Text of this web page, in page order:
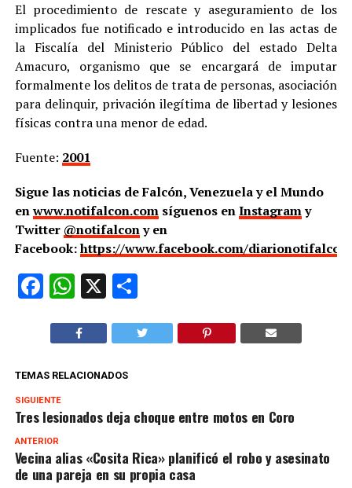
El procedimiento de rescate y aseguramiento de los
implicados fue notificado e introducido en las actas de
la Fiscalía del Ministerio Público del estado Delta
Amacuro, organismo que se encargará de imputar
formalmente los delitos de trata de personas, asociación
para delinquir, privación ilegítima de libertad y lesiones
físicas contra una menor de edad.
Fuente: 2001
Sigue las noticias de Falcón, Venezuela y el Mundo
enwww.notifalcon.comsíguenos enInstagramy
Twitter @notifalcony en
Facebook:https://www.facebook.com/
Facebook
WhatsApp
X
TEMAS RELACIONADOS
SIGUIENTE
Tres lesionados deja choque entre motos en Coro
ANTERIOR
Vecina alias «Cosita Rica» planificó el robo y asesinato
de una pareja en su propia casa